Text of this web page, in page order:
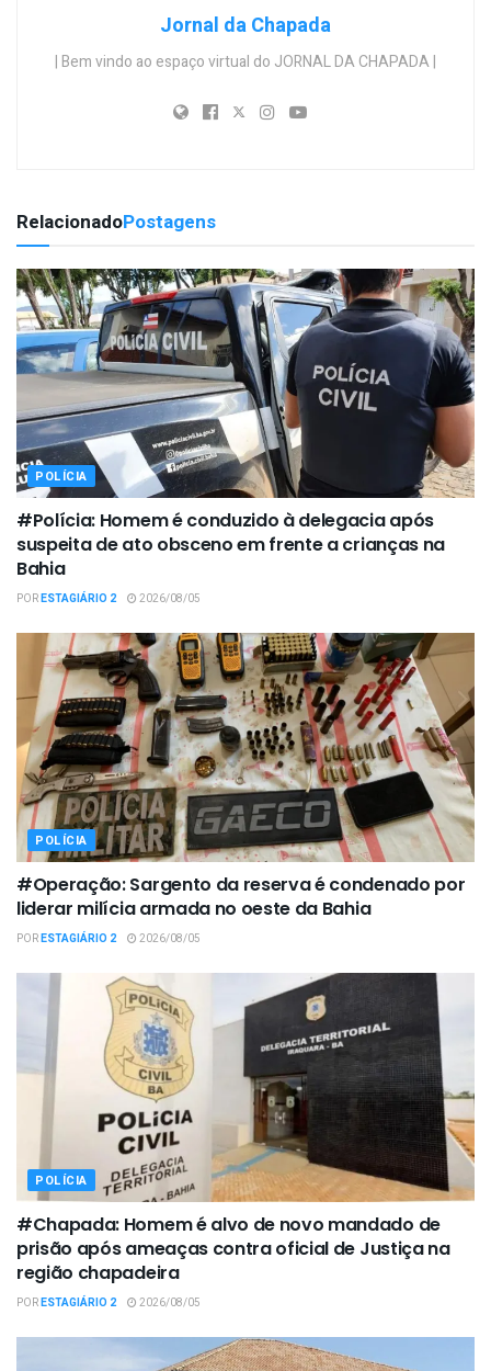
Jornal da Chapada
| Bem vindo ao espaço virtual do JORNAL DA CHAPADA |
RelacionadoPostagens
POLÍCIA
#Polícia: Homem é conduzido à delegacia após
suspeita de ato obsceno em frente a crianças na
Bahia
PORESTAGIÁRIO 2 2026/08/05
POLÍCIA
#Operação: Sargento da reserva é condenado por
liderar milícia armada no oeste da Bahia
PORESTAGIÁRIO 2 2026/08/05
POLÍCIA
#Chapada: Homem é alvo de novo mandado de
prisão após ameaças contra oficial de Justiça na
região chapadeira
PORESTAGIÁRIO 2 2026/08/05